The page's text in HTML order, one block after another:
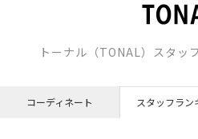
トーナル（TONAL）スタッ
コーディネート スタッフラン